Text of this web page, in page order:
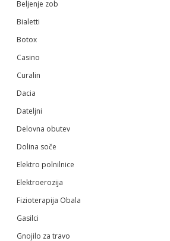
Beljenje zob
Bialetti
Botox
Casino
Curalin
Dacia
Dateljni
Delovna obutev
Dolina soče
Elektro polnilnice
Elektroerozija
Fizioterapija Obala
Gasilci
Gnojilo za travo